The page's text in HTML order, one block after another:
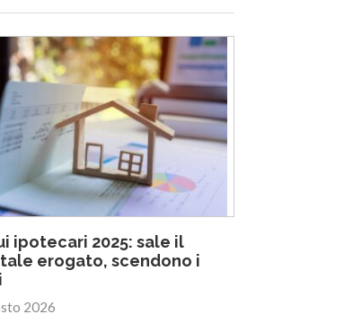
ipotecari 2025: sale il
erogato, scendono i
2026